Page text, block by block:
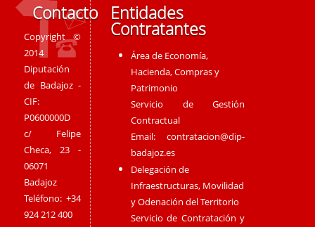
Contacto
Copyright ©
2014
Diputación
de Badajoz -
CIF:
P0600000D
c/ Felipe
Checa, 23 -
06071
Badajoz
Teléfono: +34
924 212 400
Entidades
Contratantes
Área de Economía,
Hacienda, Compras y
Patrimonio
Servicio de Gestión
Contractual
Email:contratacion@dip-
badajoz.es
Delegación de
Infraestructuras, Movilidad
y Odenación del Territorio
Servicio de Contratación y